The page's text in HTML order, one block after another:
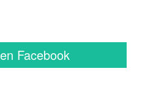
Facebook